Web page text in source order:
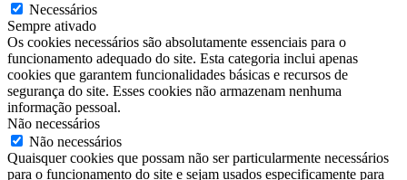
Necessários
Sempre ativado
Os cookies necessários são absolutamente essenciais para o
funcionamento adequado do site. Esta categoria inclui apenas
cookies que garantem funcionalidades básicas e recursos de
segurança do site. Esses cookies não armazenam nenhuma
informação pessoal.
Não necessários
Não necessários
Quaisquer cookies que possam não ser particularmente necessários
para o funcionamento do site e sejam usados ​​especificamente para